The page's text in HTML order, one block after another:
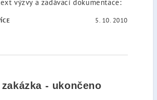
výzvy a zadávací dokumentace:
5. 10. 2010
- ukončeno